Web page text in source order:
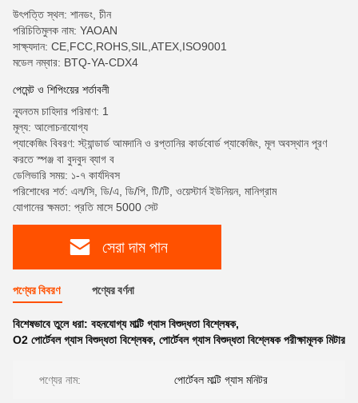
উৎপত্তি স্থল: শানডং, চীন
পরিচিতিমুলক নাম: YAOAN
সাক্ষ্যদান: CE,FCC,ROHS,SIL,ATEX,ISO9001
মডেল নম্বার: BTQ-YA-CDX4
পেমেন্ট ও শিপিংয়ের শর্তাবলী
ন্যূনতম চাহিদার পরিমাণ: 1
মূল্য: আলোচনাযোগ্য
প্যাকেজিং বিবরণ: স্ট্যান্ডার্ড আমদানি ও রপ্তানির কার্ডবোর্ড প্যাকেজিং, মূল অবস্থান পূরণ
করতে স্পঞ্জ বা বুদবুদ ব্যাগ ব
ডেলিভারি সময়: ১-৭ কার্যদিবস
পরিশোধের শর্ত: এল/সি, ডি/এ, ডি/পি, টি/টি, ওয়েস্টার্ন ইউনিয়ন, মানিগ্রাম
যোগানের ক্ষমতা: প্রতি মাসে 5000 সেট
সেরা দাম পান
পণ্যের বিবরণ পণ্যের বর্ণনা
বিশেষভাবে তুলে ধরা: বহনযোগ্য মাল্টি গ্যাস বিশুদ্ধতা বিশ্লেষক,
O2 পোর্টেবল গ্যাস বিশুদ্ধতা বিশ্লেষক, পোর্টেবল গ্যাস বিশুদ্ধতা বিশ্লেষক পরীক্ষামূলক মিটার
পণ্যের নাম: পোর্টেবল মাল্টি গ্যাস মনিটর